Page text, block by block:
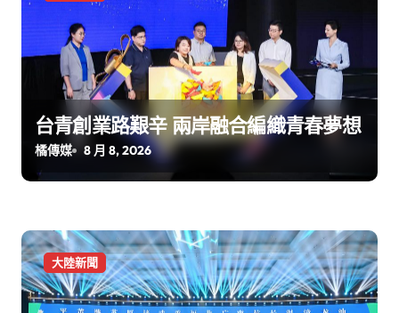
台青創業路艱辛 兩岸融合編織青春夢想
橘傳媒 8 月 8, 2026
大陸新聞